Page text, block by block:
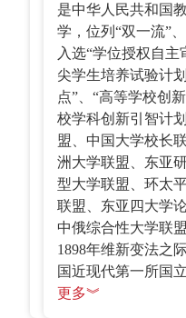
是中华人民共和国
学，位列“双一流”、
入选“学位授权自主
尖学生培养试验计
点”、“高等学校创
校学科创新引智计
盟、中国大学校长
洲大学联盟、东亚
型大学联盟、环太
联盟、东亚四大学
中俄综合性大学联
1898年维新变法之
国近现代第一所国
更多︾